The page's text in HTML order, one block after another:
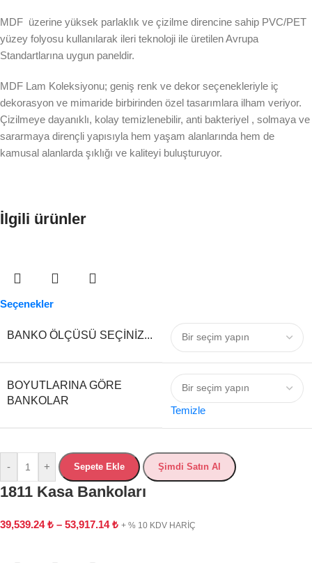
MDF üzerine yüksek parlaklık ve çizilme direncine sahip PVC/PET
yüzey folyosu kullanılarak ileri teknoloji ile üretilen Avrupa
Standartlarına uygun paneldir.
MDF Lam Koleksiyonu; geniş renk ve dekor seçenekleriyle iç
dekorasyon ve mimaride birbirinden özel tasarımlara ilham veriyor.
Çizilmeye dayanıklı, kolay temizlenebilir, anti bakteriyel , solmaya ve
sararmaya dirençli yapısıyla hem yaşam alanlarında hem de
kamusal alanlarda şıklığı ve kaliteyi buluşturuyor.
İlgili ürünler
Seçenekler
BANKO ÖLÇÜSÜ SEÇINIZ...
BOYUTLARINA GÖRE
BANKOLAR
Temizle
- + Sepete Ekle Şimdi Satın Al
1811 Kasa Bankoları
39,539.24₺ – 53,917.14₺ + % 10 KDV HARİÇ